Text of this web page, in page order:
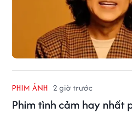
PHIM ẢNH 2 giờ trước
Phim tình cảm hay nhất